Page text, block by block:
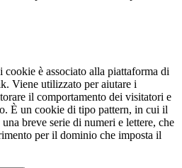
cookie è associato alla piattaforma di
Viene utilizzato per aiutare i
il comportamento dei visitatori e
È un cookie di tipo pattern, in cui il
breve serie di numeri e lettere, che
per il dominio che imposta il